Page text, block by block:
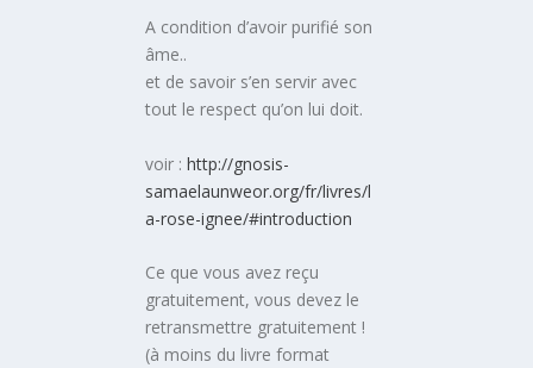
A condition d’avoir purifié son
âme..
et de savoir s’en servir avec
tout le respect qu’on lui doit.
voir :http://gnosis-
samaelaunweor.org/fr/livres/l
a-rose-ignee/#introduction
Ce que vous avez reçu
gratuitement, vous devez le
retransmettre gratuitement !
(à moins du livre format